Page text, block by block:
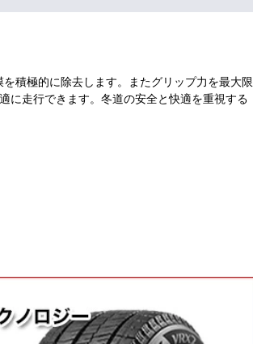
積極的に除去します。またグリップ力を最大限
に走行できます。冬道の安全と快適を重視する